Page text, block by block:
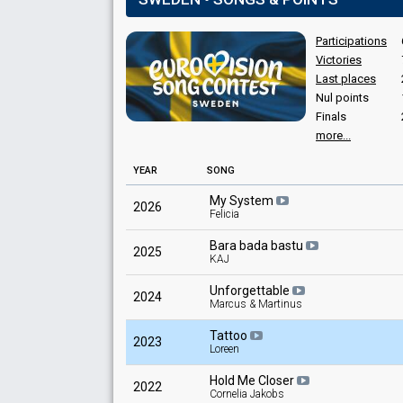
Participations
Victories
Last places
Nul points
Finals
more...
YEAR SONG
2026 My System
Felicia
2025 Bara bada bastu
KAJ
2024 Unforgettable
Marcus & Martinus
2023 Tattoo
Loreen
2022 Hold Me Closer
Cornelia Jakobs